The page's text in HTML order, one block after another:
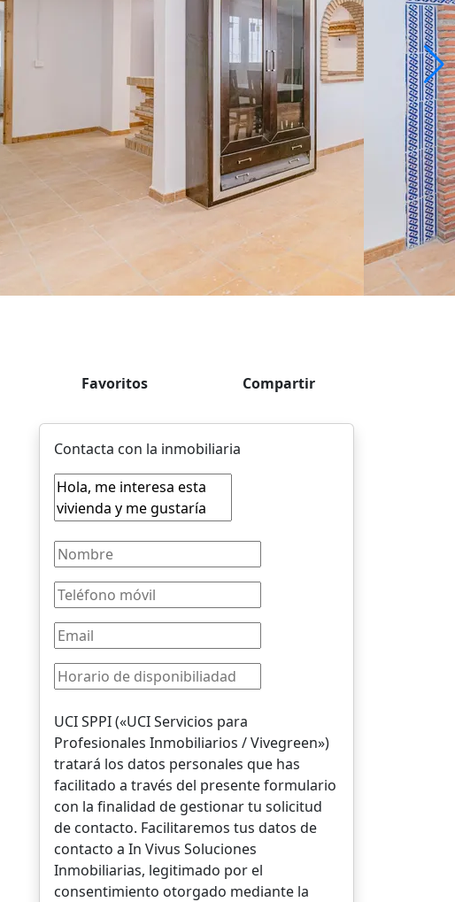
Favoritos Compartir
Contacta con la inmobiliaria
UCI SPPI («UCI Servicios para
Profesionales Inmobiliarios / Vivegreen»)
tratará los datos personales que has
facilitado a través del presente formulario
con la finalidad de gestionar tu solicitud
de contacto. Facilitaremos tus datos de
contacto a In Vivus Soluciones
Inmobiliarias, legitimado por el
consentimiento otorgado mediante la